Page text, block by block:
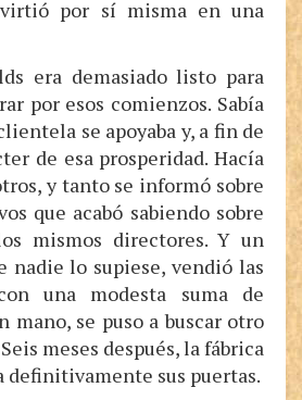
por sí misma en una
era demasiado listo para
por esos comienzos. Sabía
se apoyaba y, a fin de
de esa prosperidad. Hacía
y tanto se informó sobre
que acabó sabiendo sobre
mismos directores. Y un
nadie lo supiese, vendió las
una modesta suma de
mano, se puso a buscar otro
meses después, la fábrica
definitivamente sus puertas.